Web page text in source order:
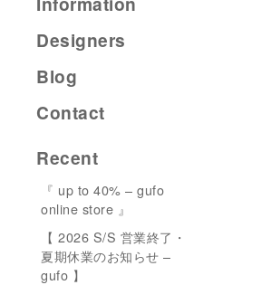
Designers
Blog
Contact
Recent
『 up to 40% – gufo
online store 』
【 2026 S/S 営業終了・
夏期休業のお知らせ –
gufo 】